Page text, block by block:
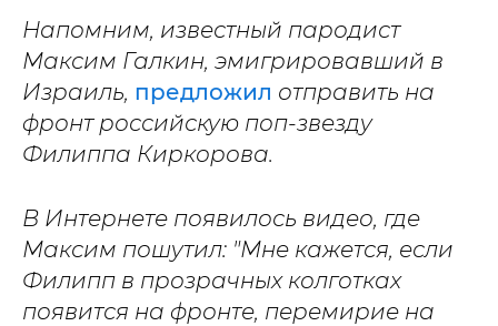
Напомним, известный пародист
Максим Галкин, эмигрировавший в
Израиль, предложил отправить на
фронт российскую поп-звезду
Филиппа Киркорова.
В Интернете появилось видео, где
Максим пошутил: "Мне кажется, если
Филипп в прозрачных колготках
появится на фронте, перемирие на